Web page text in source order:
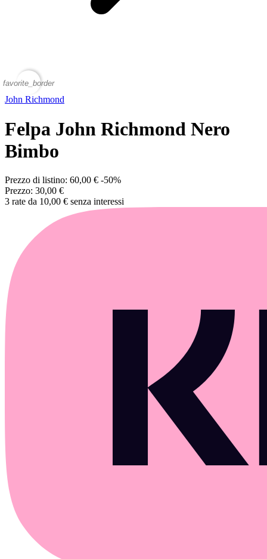
favorite_border
John Richmond
Felpa John Richmond Nero
Bimbo
Prezzo di listino: 60,00 € -50%
Prezzo: 30,00 €
3 rate da 10,00 € senza interessi